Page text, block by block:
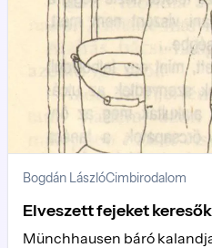
Bogdán LászlóCimbirodalom
Elveszett fejeket
Münchhausen báró